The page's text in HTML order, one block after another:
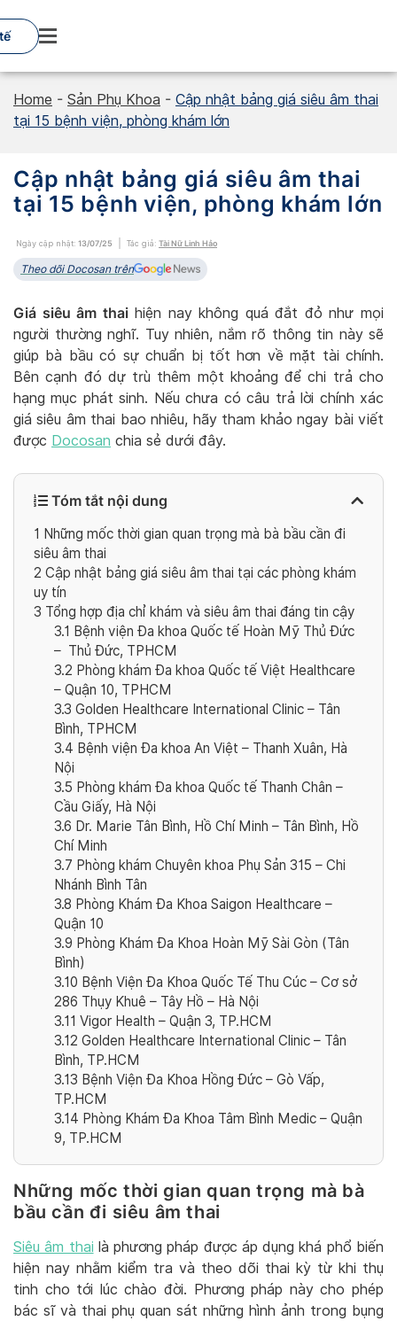
to
content
Home - Sản Phụ Khoa - Cập nhật bảng giá siêu âm thai
tại 15 bệnh viện, phòng khám lớn
Cập nhật bảng giá siêu âm thai
tại 15 bệnh viện, phòng khám lớn
Ngày cập nhật: 13/07/25 Tác giả: Tài Nữ Linh Hảo
Theo dõi Docosan trên
Giá siêu âm thaihiện nay không quá đắt đỏ như mọi
người thường nghĩ. Tuy nhiên, nắm rõ thông tin này sẽ
giúp bà bầu có sự chuẩn bị tốt hơn về mặt tài chính.
Bên cạnh đó dự trù thêm một khoảng để chi trả cho
hạng mục phát sinh. Nếu chưa có câu trả lời chính xác
giá siêu âm thai bao nhiêu, hãy tham khảo ngay bài viết
được Docosan chia sẻ dưới đây.
Tóm tắt nội dung
1 Những mốc thời gian quan trọng mà bà bầu cần đi
siêu âm thai
2 Cập nhật bảng giá siêu âm thai tại các phòng khám
uy tín
3 Tổng hợp địa chỉ khám và siêu âm thai đáng tin cậy
3.1 Bệnh viện Đa khoa Quốc tế Hoàn Mỹ Thủ Đức
– Thủ Đức, TPHCM
3.2 Phòng khám Đa khoa Quốc tế Việt Healthcare
– Quận 10, TPHCM
3.3 Golden Healthcare International Clinic – Tân
Bình, TPHCM
3.4 Bệnh viện Đa khoa An Việt – Thanh Xuân, Hà
Nội
3.5 Phòng khám Đa khoa Quốc tế Thanh Chân –
Cầu Giấy, Hà Nội
3.6 Dr. Marie Tân Bình, Hồ Chí Minh – Tân Bình, Hồ
Chí Minh
3.7 Phòng khám Chuyên khoa Phụ Sản 315 – Chi
Nhánh Bình Tân
3.8 Phòng Khám Đa Khoa Saigon Healthcare –
Quận 10
3.9 Phòng Khám Đa Khoa Hoàn Mỹ Sài Gòn (Tân
Bình)
3.10 Bệnh Viện Đa Khoa Quốc Tế Thu Cúc – Cơ sở
286 Thụy Khuê – Tây Hồ – Hà Nội
3.11 Vigor Health – Quận 3, TP.HCM
3.12 Golden Healthcare International Clinic – Tân
Bình, TP.HCM
3.13 Bệnh Viện Đa Khoa Hồng Đức – Gò Vấp,
TP.HCM
3.14 Phòng Khám Đa Khoa Tâm Bình Medic – Quận
9, TP.HCM
Những mốc thời gian quan trọng mà bà
bầu cần đi siêu âm thai
Siêu âm thai là phương pháp được áp dụng khá phổ biến
hiện nay nhằm kiểm tra và theo dõi thai kỳ từ khi thụ
tinh cho tới lúc chào đời. Phương pháp này cho phép
bác sĩ và thai phụ quan sát những hình ảnh trong bụng